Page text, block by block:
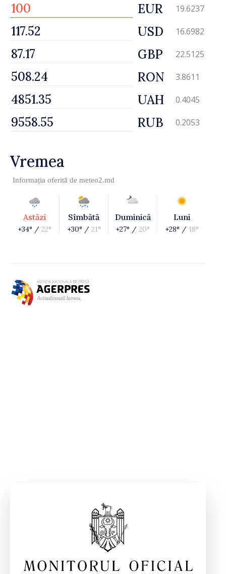
EUR 19.6237
USD 16.6982
GBP 22.5125
RON 3.8611
UAH 0.4045
RUB 0.2053
Vremea
Informația oferită de meteo2.md
Astăzi
+34° / 22°
Sîmbătă
+30° / 21°
Duminică
+27° / 20°
Luni
+28° / 18°